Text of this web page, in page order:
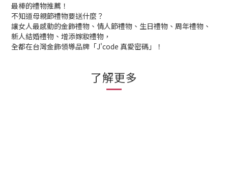
最棒的禮物推薦！
不知道母親節禮物要送什麼？
讓女人最感動的金飾禮物、情人節禮物、生日禮物、周年禮物、
新人結婚禮物、增添嫁妝禮物，
全都在台灣金飾領導品牌「J'code 真愛密碼」！
了解更多